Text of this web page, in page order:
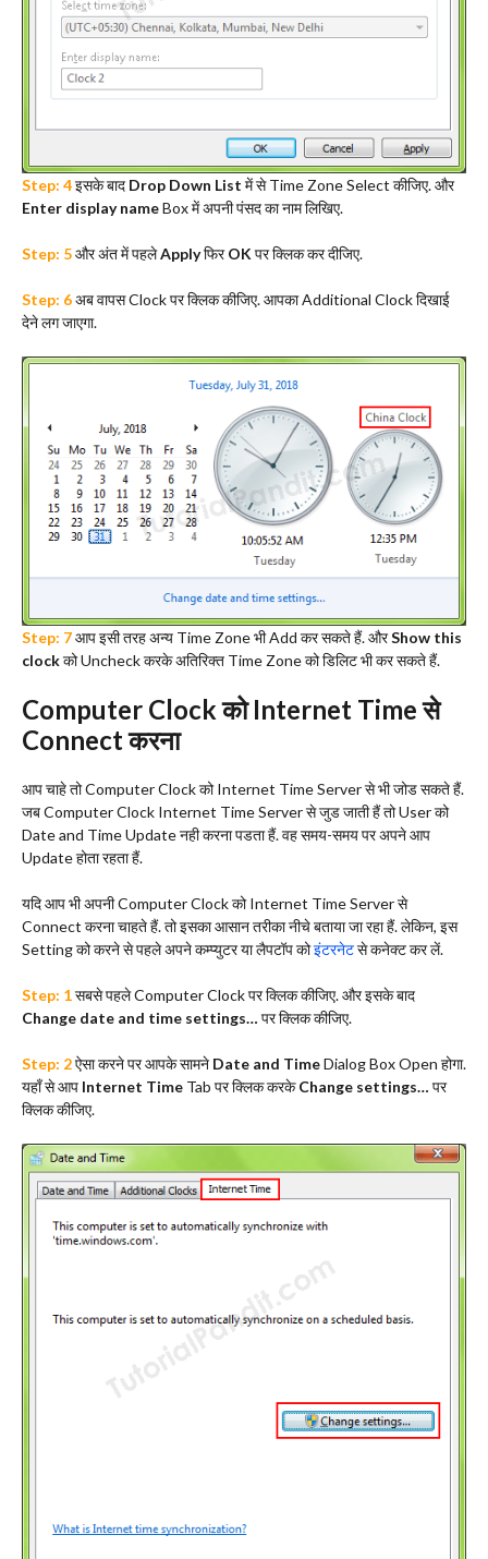
Step: 4इसके बाद Drop Down List में से Time Zone Select कीजिए. और
Enter display nameBox में अपनी पंसद का नाम लिखिए.
Step: 5और अंत में पहलेApplyफिरOKपर क्लिक कर दीजिए.
Step: 6अब वापस Clock पर क्लिक कीजिए. आपका Additional Clock दिखाई
देने लग जाएगा.
Step: 7आप इसी तरह अन्य Time Zone भी Add कर सकते हैं. औरShow this
clockको Uncheck करके अतिरिक्त Time Zone को डिलिट भी कर सकते हैं.
Computer Clock को Internet Time से
Connect करना
आप चाहे तो Computer Clock को Internet Time Server से भी जोड सकते हैं.
जब Computer Clock Internet Time Server से जुड जाती हैं तो User को
Date and Time Update नही करना पडता हैं. वह समय-समय पर अपने आप
Update होता रहता हैं.
यदि आप भी अपनी Computer Clock को Internet Time Server से
Connect करना चाहते हैं. तो इसका आसान तरीका नीचे बताया जा रहा हैं. लेकिन, इस
Setting को करने से पहले अपने कम्प्युटर या लैपटॉप कोइंटरनेटसे कनेक्ट कर लें.
Step: 1सबसे पहले Computer Clock पर क्लिक कीजिए. और इसके बाद
Change date and time settings… पर क्लिक कीजिए.
Step: 2ऐसा करने पर आपके सामने Date and TimeDialog Box Open होगा.
यहाँ से आप Internet Time Tab पर क्लिक करकेChange settings… पर
क्लिक कीजिए.